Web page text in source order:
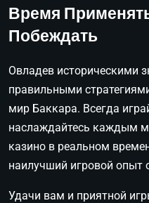
Время
Побеждать
Овладев историческими
правильными
мир Баккара. Всегда
наслаждайтесь каждым
казино в реальном
наилучший игровой опыт
Удачи вам и приятной